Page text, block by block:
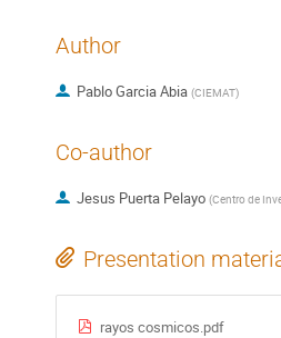
Author
Pablo Garcia Abia (CIEMAT)
Co-author
Jesus Puerta Pelayo (Centro de
Presentation
rayos cosmicos.pdf